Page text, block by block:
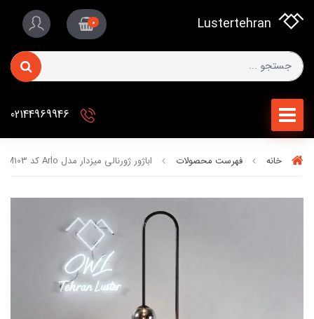
Lustertehran
0
خانه فهرست محصولات اباژور ژورنالی میزدار مدل Arlo کد AM103 برند OWL